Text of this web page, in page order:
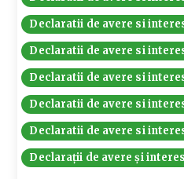
Declaratii de avere si
Declaratii de avere si
Declaratii de avere si
Declaratii de avere si
Declaratii de avere si
Declarații de avere și